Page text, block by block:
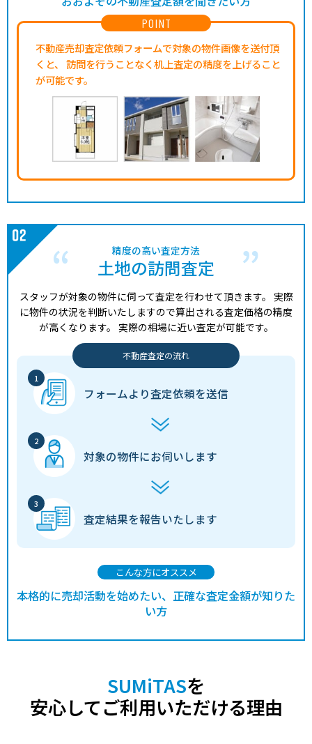
POINT
不動産売却査定依頼フォームで対象の物件画像を送付頂
くと、
訪問を行うことなく机上査定の精度を上げること
が可能です。
精度の高い査定方法
土地の訪問査定
スタッフが対象の物件に伺って査定を行わせて頂きます。 実際
に物件の状況を判断いたしますので算出される査定価格の精度
が高くなります。 実際の相場に近い査定が可能です。
不動産査定の流れ
フォームより査定依頼を送信
対象の物件にお伺いします
査定結果を報告いたします
こんな方にオススメ
本格的に売却活動を始めたい、正確な査定金額が知りた
い方
SUMiTASを
安心してご利用いただける理由